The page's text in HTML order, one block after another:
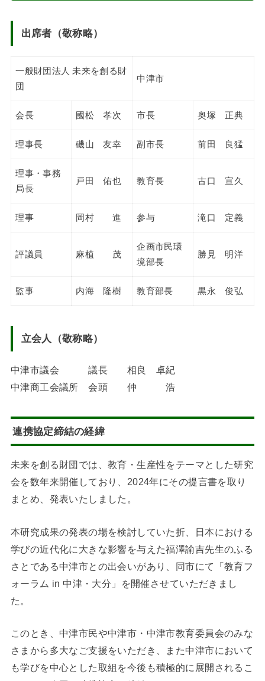
出席者（敬称略）
一般財団法人 未来を創る財
団
中津市
会長 國松 孝次 市長 奥塚 正典
理事長 磯山 友幸 副市長 前田 良猛
理事・事務
局長
戸田 佑也 教育長 古口 宣久
理事 岡村 進 参与 滝口 定義
評議員 麻植 茂
企画市民環
境部長
勝見 明洋
監事 内海 隆樹 教育部長 黒永 俊弘
立会人（敬称略）
中津市議会 議長 相良 卓紀
中津商工会議所 会頭 仲 浩
連携協定締結の経緯
未来を創る財団では、教育・生産性をテーマとした研究
会を数年来開催しており、2024年にその提言書を取り
まとめ、発表いたしました。
本研究成果の発表の場を検討していた折、日本における
学びの近代化に大きな影響を与えた福澤諭吉先生のふる
さとである中津市との出会いがあり、同市にて「教育フ
ォーラム in 中津・大分」を開催させていただきまし
た。
このとき、中津市民や中津市・中津市教育委員会のみな
さまから多大なご支援をいただき、また中津市において
も学びを中心とした取組を今後も積極的に展開されるこ